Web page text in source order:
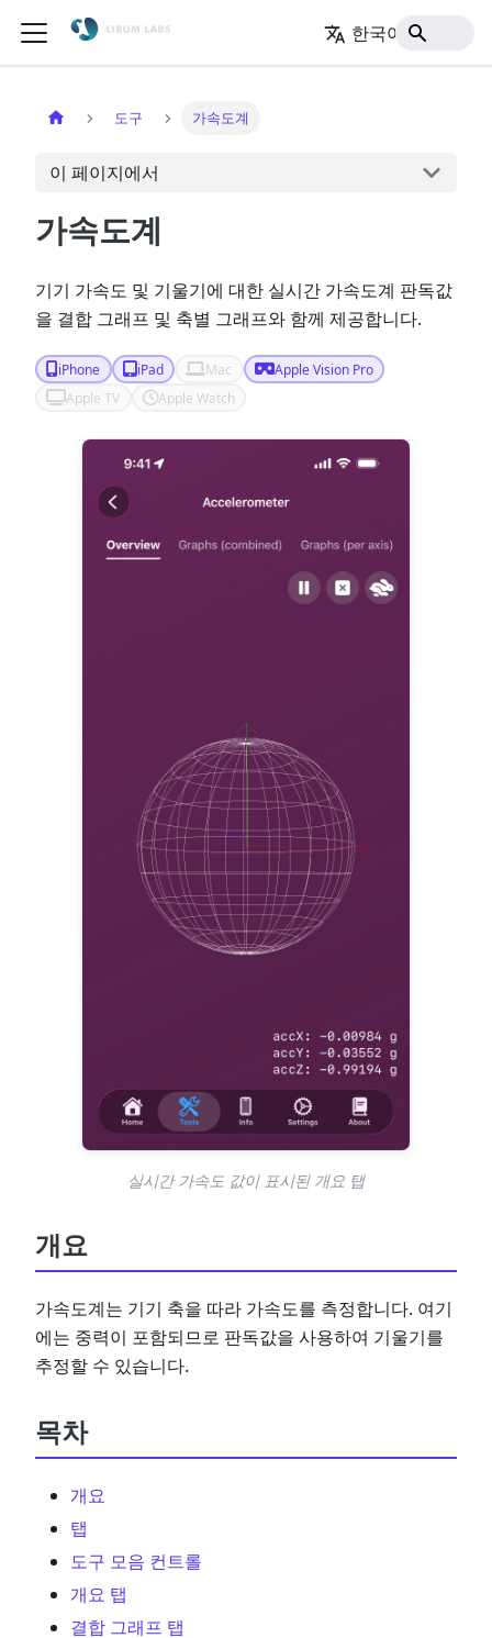
한국어
도구 가속도계
이 페이지에서
가속도계
기기 가속도 및 기울기에 대한 실시간 가속도계 판독값
을 결합 그래프 및 축별 그래프와 함께 제공합니다.
iPhone iPad Mac
Apple Vision Pro
Apple TV
Apple Watch
실시간 가속도 값이 표시된 개요 탭
개요
가속도계는 기기 축을 따라 가속도를 측정합니다. 여기
에는 중력이 포함되므로 판독값을 사용하여 기울기를
추정할 수 있습니다.
목차
개요
탭
도구 모음 컨트롤
개요 탭
결합 그래프 탭